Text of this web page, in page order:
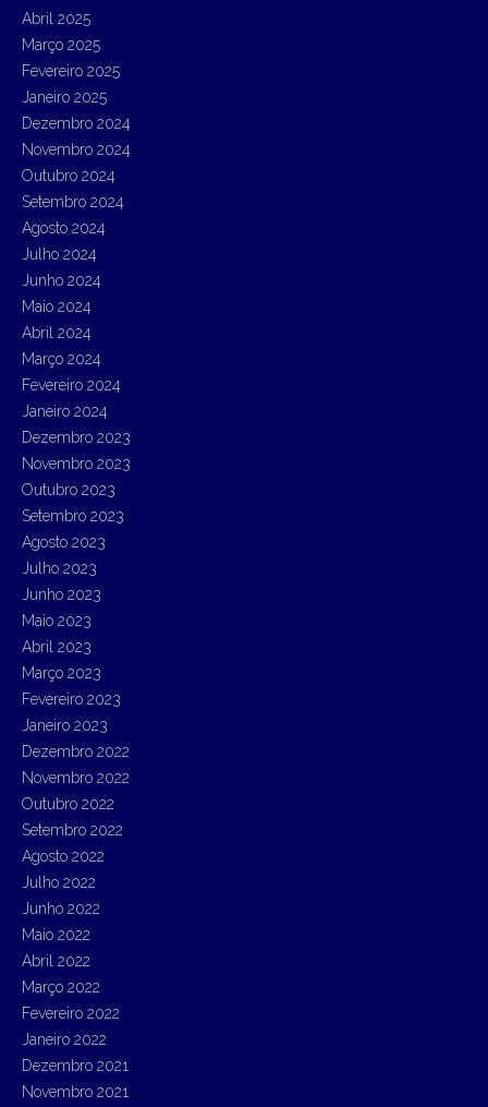
Abril 2025
Março 2025
Fevereiro 2025
Janeiro 2025
Dezembro 2024
Novembro 2024
Outubro 2024
Setembro 2024
Agosto 2024
Julho 2024
Junho 2024
Maio 2024
Abril 2024
Março 2024
Fevereiro 2024
Janeiro 2024
Dezembro 2023
Novembro 2023
Outubro 2023
Setembro 2023
Agosto 2023
Julho 2023
Junho 2023
Maio 2023
Abril 2023
Março 2023
Fevereiro 2023
Janeiro 2023
Dezembro 2022
Novembro 2022
Outubro 2022
Setembro 2022
Agosto 2022
Julho 2022
Junho 2022
Maio 2022
Abril 2022
Março 2022
Fevereiro 2022
Janeiro 2022
Dezembro 2021
Novembro 2021